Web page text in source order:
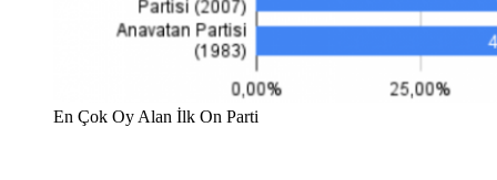
En Çok Oy Alan İlk On Parti